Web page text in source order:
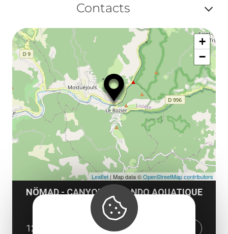
ou
et
Contacts
ou
NÖMAD - CANYON ET RANDO AQUATIQUE
St-Pal
12720 Mostuéjouls
Obtenir l'itinéraire
+
−
Leaflet| Map data ©OpenStreetMap contributors